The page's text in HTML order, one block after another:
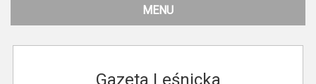
MENU
Gazeta Leśnicka